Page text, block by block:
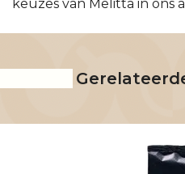
keuzes van Melitta in ons